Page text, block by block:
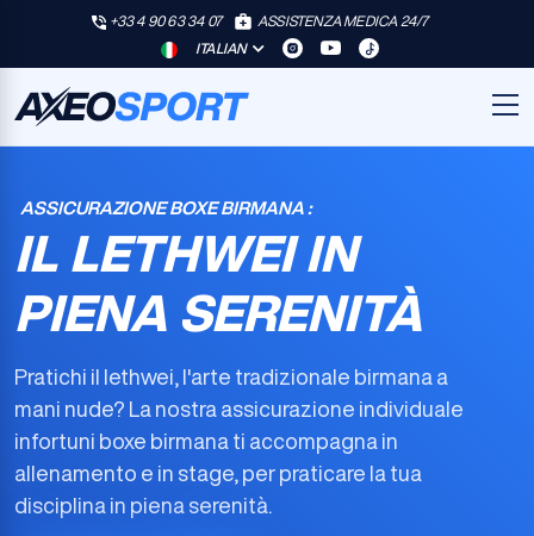
+33 4 90 63 34 07
ASSISTENZA MEDICA 24/7
ITALIAN
ASSICURAZIONE BOXE BIRMANA :
IL LETHWEI IN
PIENA SERENITÀ
Pratichi il lethwei, l'arte tradizionale birmana a
mani nude? La nostra assicurazione individuale
infortuni boxe birmana ti accompagna in
allenamento e in stage, per praticare la tua
disciplina in piena serenità.